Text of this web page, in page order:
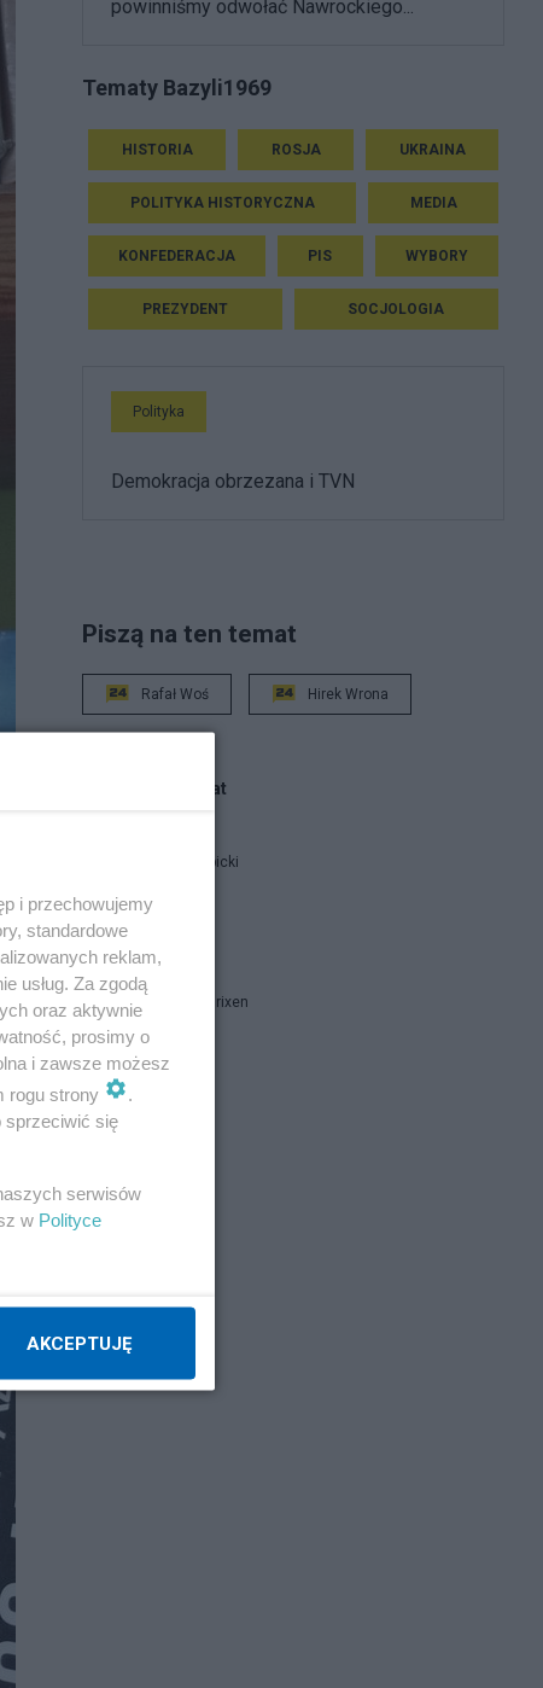
powinniśmy odwołać Nawrockiego...
Tematy Bazyli1969
HISTORIA ROSJA UKRAINA
POLITYKA HISTORYCZNA MEDIA
KONFEDERACJA PIS WYBORY
PREZYDENT SOCJOLOGIA
Polityka
Demokracja obrzezana i TVN
Piszą na ten temat
Rafał Woś Hirek Wrona
Blogi na ten temat
Jan Filip Libicki
Marcin B. Brixen
Napisz notkę
i przechowujemy
standardowe
reklam,
usług. Za zgodą
oraz aktywnie
prosimy o
i zawsze możesz
rogu strony
.
sprzeciwić się
serwisów
w Polityce
AKCEPTUJĘ